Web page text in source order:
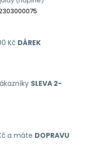
Kč DÁREK
SLEVA 2-
a máte DOPRAVU